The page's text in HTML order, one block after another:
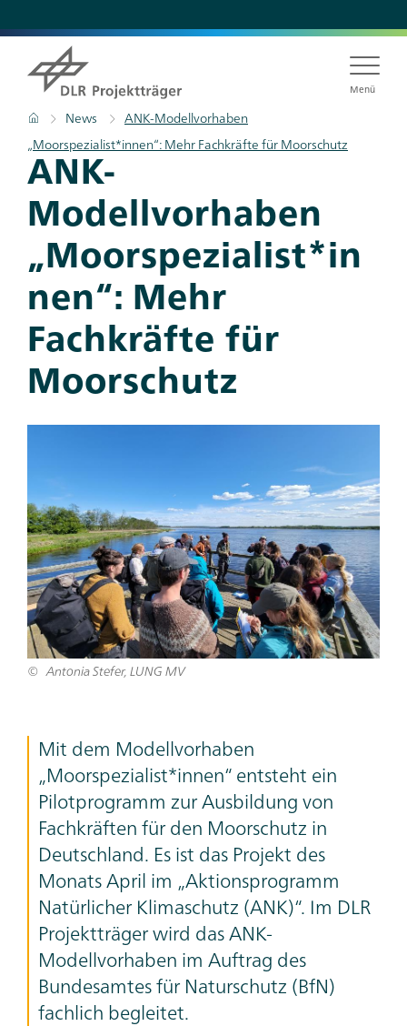
zum
Inhalt
Menü
Pfadnavigation
Startseite
News
ANK-Modellvorhaben
„Moorspezialist*innen“: Mehr Fachkräfte für Moorschutz
ANK-
Modellvorhaben
„Moorspezialist*in
nen“: Mehr
Fachkräfte für
Moorschutz
Antonia Stefer, LUNG MV
Mit dem Modellvorhaben
„Moorspezialist*innen“ entsteht ein
Pilotprogramm zur Ausbildung von
Fachkräften für den Moorschutz in
Deutschland. Es ist das Projekt des
Monats April im „Aktionsprogramm
Natürlicher Klimaschutz (ANK)“. Im DLR
Projektträger wird das ANK-
Modellvorhaben im Auftrag des
Bundesamtes für Naturschutz (BfN)
fachlich begleitet.